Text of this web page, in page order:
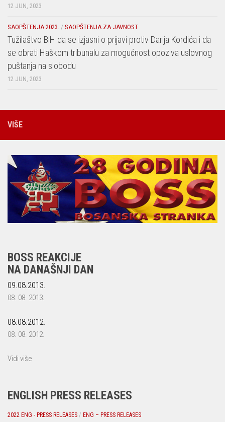
12 JUN, 2023
SAOPŠTENJA 2023. / SAOPŠTENJA ZA JAVNOST
Tužilaštvo BiH da se izjasni o prijavi protiv Darija Kordića i da
se obrati Haškom tribunalu za mogućnost opoziva uslovnog
puštanja na slobodu
12 JUN, 2023
VIŠE
BOSS REAKCIJE
NA DANAŠNJI DAN
09.08.2013.
08. 08. 2013.
08.08.2012.
08. 08. 2012.
Vidi više
ENGLISH PRESS RELEASES
2022 ENG - PRESS RELEASES / ENG – PRESS RELEASES